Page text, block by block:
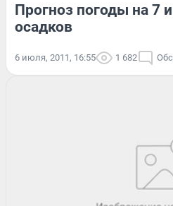
Прогноз погоды на 7
осадков
6 июля, 2011, 16:55 1 682